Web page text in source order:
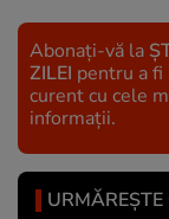
Abonați-vă la
ZILEI pentru a fi
curent cu cele
informații.